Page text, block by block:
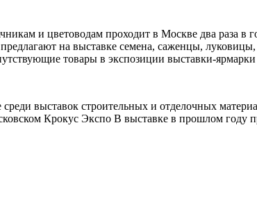
и цветоводам проходит в Москве два
на выставке семена, саженцы,
товары в экспозиции выставки-
выставок строительных и отделочных
Крокус Экспо В выставке в прошлом году